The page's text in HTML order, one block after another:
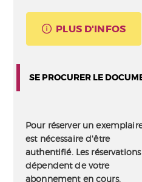
PLUS D'INFOS
SE PROCURER LE
Pour réserver un
est nécessaire d'être
authentifié. Les réservations
dépendent de votre
abonnement en cours.